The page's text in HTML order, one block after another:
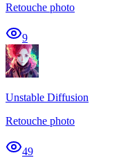
Retouche photo
9
Unstable Diffusion
Retouche photo
49